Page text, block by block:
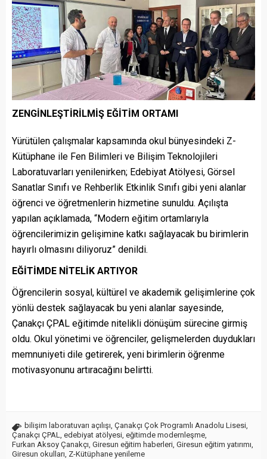
ZENGİNLEŞTİRİLMİŞ EĞİTİM ORTAMI
Yürütülen çalışmalar kapsamında okul bünyesindeki Z-
Kütüphane ile Fen Bilimleri ve Bilişim Teknolojileri
Laboratuvarları yenilenirken; Edebiyat Atölyesi, Görsel
Sanatlar Sınıfı ve Rehberlik Etkinlik Sınıfı gibi yeni alanlar
öğrenci ve öğretmenlerin hizmetine sunuldu. Açılışta
yapılan açıklamada, “Modern eğitim ortamlarıyla
öğrencilerimizin gelişimine katkı sağlayacak bu birimlerin
hayırlı olmasını diliyoruz” denildi.
EĞİTİMDE NİTELİK ARTIYOR
Öğrencilerin sosyal, kültürel ve akademik gelişimlerine çok
yönlü destek sağlayacak bu yeni alanlar sayesinde,
Çanakçı ÇPAL eğitimde nitelikli dönüşüm sürecine girmiş
oldu. Okul yönetimi ve öğrenciler, gelişmelerden duydukları
memnuniyeti dile getirerek, yeni birimlerin öğrenme
motivasyonunu artıracağını belirtti.
bilişim laboratuvarı açılışı Çanakçı Çok Programlı Anadolu Lisesi
Çanakçı ÇPAL
edebiyat atölyesi eğitimde modernleşme
Furkan Aksoy Çanakçı Giresun eğitim haberleri Giresun eğitim yatırımı
Giresun okulları Z-Kütüphane yenileme